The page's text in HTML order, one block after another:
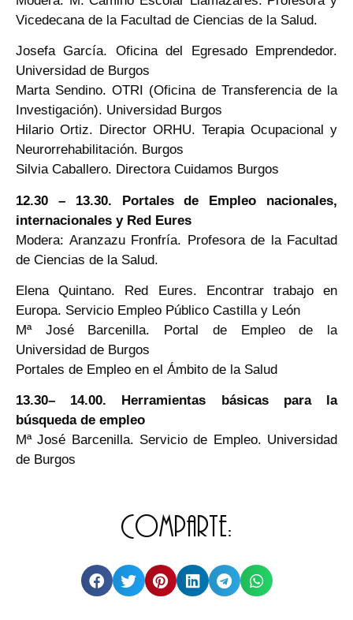
Vicedecana de la Facultad de Ciencias de la Salud.
Josefa García. Oficina del Egresado Emprendedor.
Universidad de Burgos
Marta Sendino. OTRI (Oficina de Transferencia de la
Investigación). Universidad Burgos
Hilario Ortiz. Director ORHU. Terapia Ocupacional y
Neurorrehabilitación. Burgos
Silvia Caballero. Directora Cuidamos Burgos
12.30 – 13.30. Portales de Empleo nacionales,
internacionales y Red Eures
Modera: Aranzazu Fronfría. Profesora de la Facultad
de Ciencias de la Salud.
Elena Quintano. Red Eures. Encontrar trabajo en
Europa. Servicio Empleo Público Castilla y León
Mª José Barcenilla. Portal de Empleo de la
Universidad de Burgos
Portales de Empleo en el Ámbito de la Salud
13.30– 14.00. Herramientas básicas para la
búsqueda de empleo
Mª José Barcenilla. Servicio de Empleo. Universidad
de Burgos
Comparte: